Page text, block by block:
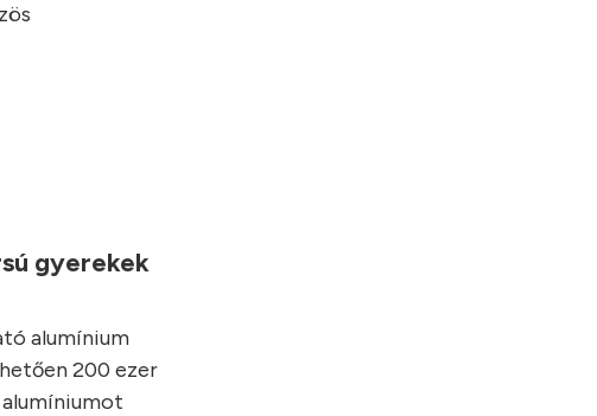
gyerekek
alumínium
200 ezer